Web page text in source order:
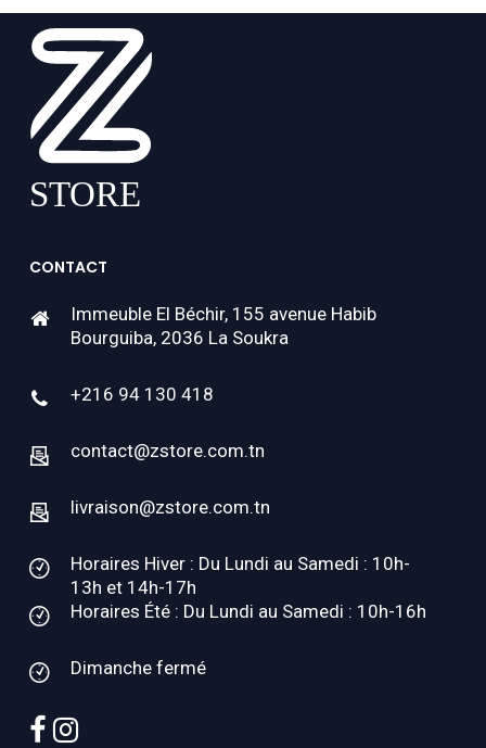
CONTACT
Immeuble El Béchir, 155 avenue Habib
Bourguiba, 2036 La Soukra
+216 94 130 418
contact@zstore.com.tn
livraison@zstore.com.tn
Horaires Hiver : Du Lundi au Samedi : 10h-
13h et 14h-17h
Horaires Été : Du Lundi au Samedi : 10h-16h
Dimanche fermé
facebook
instagram